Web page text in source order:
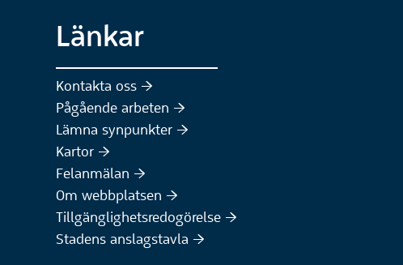
Länkar
Kontakta oss :höger:
Pågående arbeten :höger:
Lämna synpunkter :höger:(Extern webbplats)
Kartor :höger:(Extern webbplats)
Felanmälan :höger:(Extern webbplats)
Om webbplatsen :höger:
Tillgänglighetsredogörelse :höger:
Stadens anslagstavla :höger: